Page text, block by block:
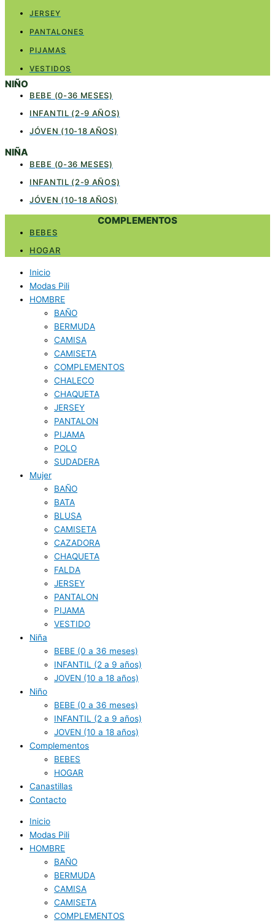
JERSEY
PANTALONES
PIJAMAS
VESTIDOS
NIÑO
BEBE (0-36 MESES)
INFANTIL (2-9 AÑOS)
JÓVEN (10-18 AÑOS)
NIÑA
BEBE (0-36 MESES)
INFANTIL (2-9 AÑOS)
JÓVEN (10-18 AÑOS)
COMPLEMENTOS
BEBES
HOGAR
Inicio
Modas Pili
HOMBRE
BAÑO
BERMUDA
CAMISA
CAMISETA
COMPLEMENTOS
CHALECO
CHAQUETA
JERSEY
PANTALON
PIJAMA
POLO
SUDADERA
Mujer
BAÑO
BATA
BLUSA
CAMISETA
CAZADORA
CHAQUETA
FALDA
JERSEY
PANTALON
PIJAMA
VESTIDO
Niña
BEBE (0 a 36 meses)
INFANTIL (2 a 9 años)
JOVEN (10 a 18 años)
Niño
BEBE (0 a 36 meses)
INFANTIL (2 a 9 años)
JOVEN (10 a 18 años)
Complementos
BEBES
HOGAR
Canastillas
Contacto
Inicio
Modas Pili
HOMBRE
BAÑO
BERMUDA
CAMISA
CAMISETA
COMPLEMENTOS